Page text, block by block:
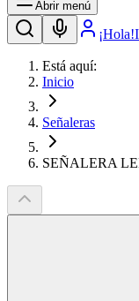
Abrir menú
¡Hola!
Está aquí:
Inicio
Señaleras
SEÑALERA